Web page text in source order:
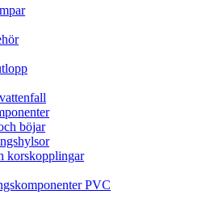
böjar
korskopplingar
PVC